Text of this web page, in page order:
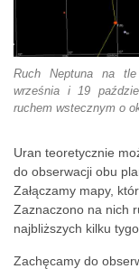
Ruch Neptuna na
września i 19
ruchem wstecznym o
Uran teoretycznie
do obserwacji obu
Załączamy mapy,
Zaznaczono na nich
najbliższych kilku
Zachęcamy do